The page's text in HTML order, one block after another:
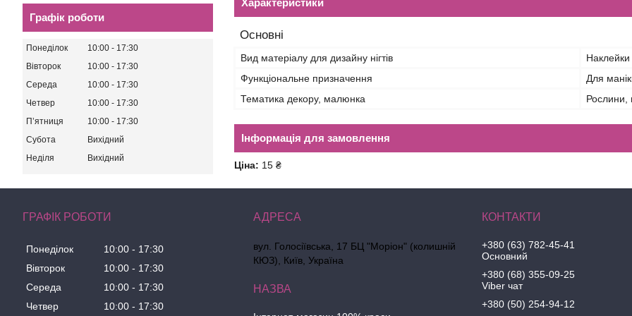
Характеристики
Основні
Вид матеріалу для дизайну нігтів
Наклейки
Функціональне призначення
Для
Тематика декору, малюнка
Рослини,
Інформація для замовлення
Ціна: 15 ₴
Графік роботи
Понеділок 10:00
17:30
Вівторок
10:00
17:30
Середа
10:00
17:30
Четвер
10:00
17:30
Пʼятниця
10:00
17:30
Субота
Вихідний
Неділя
Вихідний
ГРАФІК РОБОТИ
Понеділок 10:00
17:30
Вівторок
10:00
17:30
Середа
10:00
17:30
Четвер
10:00 17:30
вул. Голосіївська, 17 БЦ "Моріон" (колишній
КЮЗ), Київ, Україна
+380 (63) 782-45-41
Основний
+380 (68) 355-09-25
Viber чат
+380 (50) 254-94-12